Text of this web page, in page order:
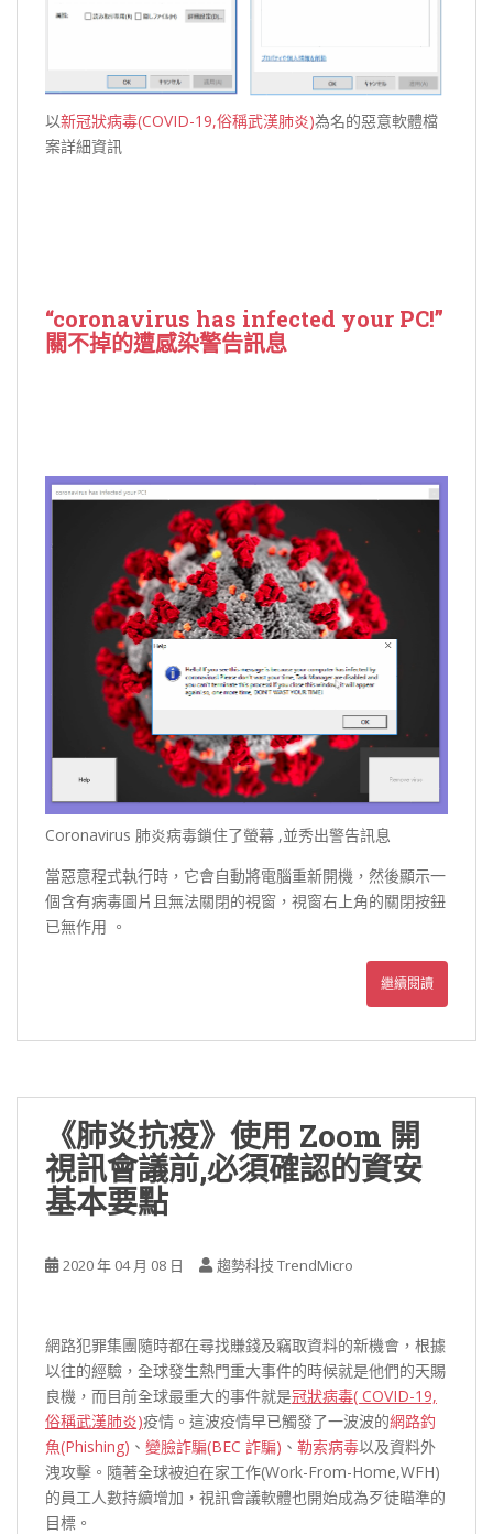
以新冠狀病毒(COVID-19,俗稱武漢肺炎)為名的惡意軟體檔
案詳細資訊
“coronavirus has infected your PC!”
關不掉的遭感染警告訊息
Coronavirus 肺炎病毒鎖住了螢幕 ,並秀出警告訊息
當惡意程式執行時，它會自動將電腦重新開機，然後顯示一
個含有病毒圖片且無法關閉的視窗，視窗右上角的關閉按鈕
已無作用 。
繼續閱讀
《肺炎抗疫》使用 Zoom 開
視訊會議前,必須確認的資安
基本要點
2020 年 04 月 08 日 趨勢科技 TrendMicro
網路犯罪集團隨時都在尋找賺錢及竊取資料的新機會，根據
以往的經驗，全球發生熱門重大事件的時候就是他們的天賜
良機，而目前全球最重大的事件就是冠狀病毒( COVID-19,
俗稱武漢肺炎)疫情。這波疫情早已觸發了一波波的網路釣
魚(Phishing) 、 變臉詐騙(BEC 詐騙) 、 勒索病毒以及資料外
洩攻擊。隨著全球被迫在家工作(Work-From-Home,WFH)
的員工人數持續增加，視訊會議軟體也開始成為歹徒瞄準的
目標。